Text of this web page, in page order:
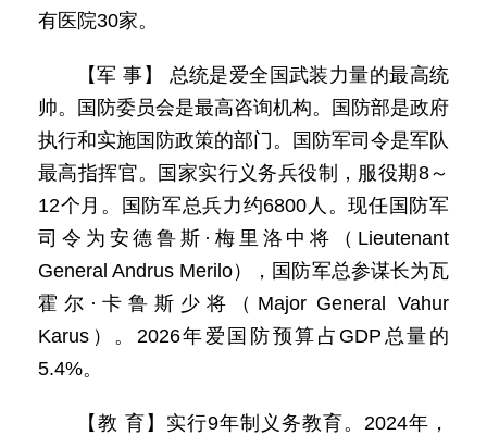
有医院30家。
【军 事】 总统是爱全国武装力量的最高统
帅。国防委员会是最高咨询机构。国防部是政府
执行和实施国防政策的部门。国防军司令是军队
最高指挥官。国家实行义务兵役制，服役期8～
12个月。国防军总兵力约6800人。现任国防军
司令为安德鲁斯·梅里洛中将（Lieutenant
General Andrus Merilo），国防军总参谋长为瓦
霍尔·卡鲁斯少将（Major General Vahur
Karus）。2026年爱国防预算占GDP总量的
5.4%。
【教 育】实行9年制义务教育。2024年，